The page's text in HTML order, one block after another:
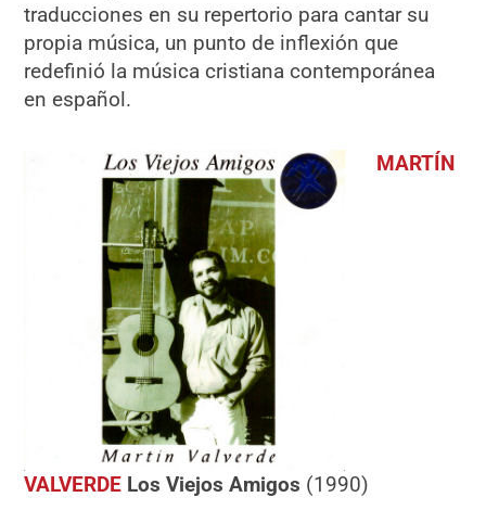
traducciones en su repertorio para cantar su
propia música, un punto de inflexión que
redefinió la música cristiana contemporánea
en español.
MARTÍN
VALVERDE Los Viejos Amigos (1990)